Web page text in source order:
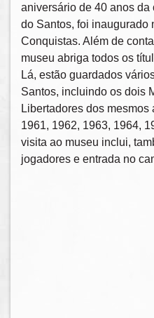
aniversário de 40 anos
do Santos, foi inaugurado
Conquistas. Além de
museu abriga todos os
Lá, estão guardados
Santos, incluindo os dois
Libertadores dos
1961, 1962, 1963, 1964,
visita ao museu inclui,
jogadores e entrada no